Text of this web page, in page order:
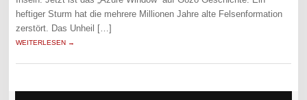
heftiger Sturm hat die mehrere Millionen Jahre alte Felsenformation
zerstört. Das Unheil […]
WEITERLESEN →